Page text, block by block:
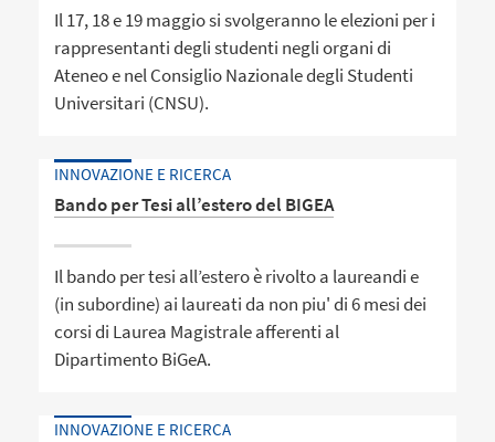
Il 17, 18 e 19 maggio si svolgeranno le elezioni per i
rappresentanti degli studenti negli organi di
Ateneo e nel Consiglio Nazionale degli Studenti
Universitari (CNSU).
INNOVAZIONE E RICERCA
Bando per Tesi all’estero del BIGEA
Il bando per tesi all’estero è rivolto a laureandi e
(in subordine) ai laureati da non piu' di 6 mesi dei
corsi di Laurea Magistrale afferenti al
Dipartimento BiGeA.
INNOVAZIONE E RICERCA